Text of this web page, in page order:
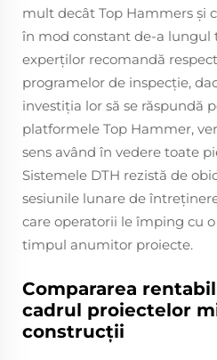
mult decât Top Hammers și
în mod constant de-a lungul
experţilor recomandă
programelor de inspecţie,
investiţia lor să se răspundă
platformele Top Hammer,
sens având în vedere toate
Sistemele DTH rezistă de
sesiunile lunare de
care operatorii le împing cu
timpul anumitor proiecte.
Compararea
cadrul proiectelor
construcții